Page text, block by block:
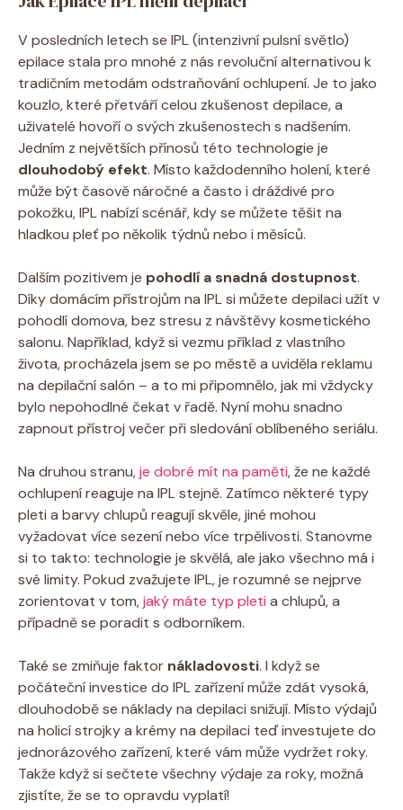
V posledních letech se IPL (intenzivní pulsní světlo)
epilace stala pro mnohé z nás revoluční alternativou k
tradičním metodám odstraňování ochlupení. Je to jako
kouzlo, které přetváří celou zkušenost depilace, a
uživatelé hovoří o svých zkušenostech s nadšením.
Jedním z největších přínosů této technologie je
dlouhodobý efekt. Místo každodenního holení, které
může být časově náročné a často i dráždivé pro
pokožku, IPL nabízí scénář, kdy se můžete těšit na
hladkou pleť po několik týdnů nebo i měsíců.
Dalším pozitivem je pohodlí a snadná dostupnost.
Díky domácím přístrojům na IPL si můžete depilaci užít v
pohodlí domova, bez stresu z návštěvy kosmetického
salonu. Například, když si vezmu příklad z vlastního
života, procházela jsem se po městě a uviděla reklamu
na depilační salón – a to mi připomnělo, jak mi vždycky
bylo nepohodlné čekat v řadě. Nyní mohu snadno
zapnout přístroj večer při sledování oblíbeného seriálu.
Na druhou stranu,je dobré mít na paměti, že ne každé
ochlupení reaguje na IPL stejně. Zatímco některé typy
pleti a barvy chlupů reagují skvěle, jiné mohou
vyžadovat více sezení nebo více trpělivosti. Stanovme
si to takto: technologie je skvělá, ale jako všechno má i
své limity. Pokud zvažujete IPL, je rozumné se nejprve
zorientovat v tom,jaký máte typ pleti a chlupů, a
případně se poradit s odborníkem.
Také se zmiňuje faktor nákladovosti. I když se
počáteční investice do IPL zařízení může zdát vysoká,
dlouhodobě se náklady na depilaci snižují. Místo výdajů
na holicí strojky a krémy na depilaci teď investujete do
jednorázového zařízení, které vám může vydržet roky.
Takže když si sečtete všechny výdaje za roky, možná
zjistíte, že se to opravdu vyplatí!